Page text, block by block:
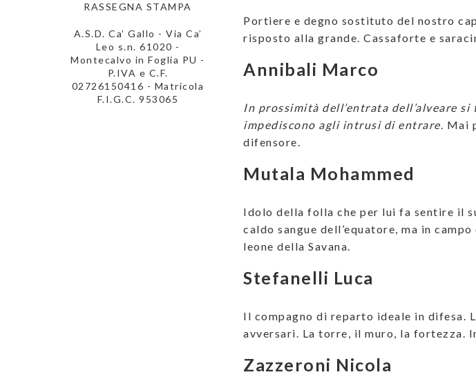
RASSEGNA STAMPA
A.S.D. Ca’ Gallo - Via Ca’
Leo s.n. 61020 -
Montecalvo in Foglia PU -
P.IVA e C.F.
02726150416 - Matricola
F.I.G.C. 953065
Portiere e degno sostituto del nostro
risposto alla grande. Cassaforte e
Annibali Marco
In prossimità dell’entrata dell’alveare
impediscono agli intrusi di entrare. Mai
difensore.
Mutala Mohammed
Idolo della folla che per lui fa sentire il
caldo sangue dell’equatore, ma in
leone della Savana.
Stefanelli Luca
Il compagno di reparto ideale in difesa.
avversari. La torre, il muro, la fortezza.
Zazzeroni Nicola